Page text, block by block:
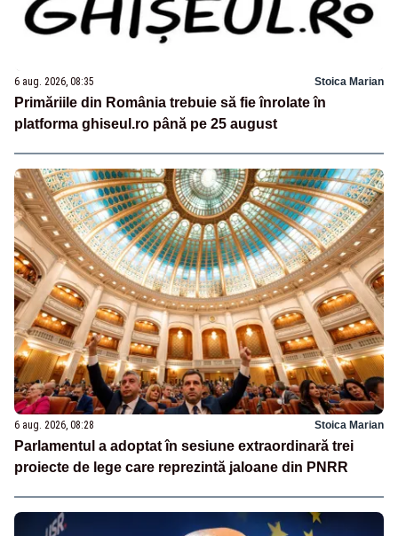
6 aug. 2026, 08:35 Stoica Marian
Primăriile din România trebuie să fie înrolate în
platforma ghiseul.ro până pe 25 august
6 aug. 2026, 08:28 Stoica Marian
Parlamentul a adoptat în sesiune extraordinară trei
proiecte de lege care reprezintă jaloane din PNRR